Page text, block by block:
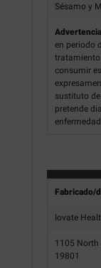
Sésamo y
en periodo
tratamiento
consumir
sustituto
pretende
enfermedad.
Fabricado/
Iovate
1105 North
19801